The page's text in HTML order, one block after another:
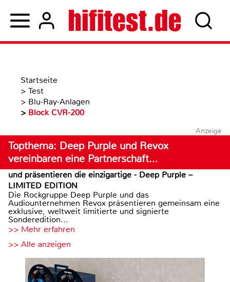
Startseite
> Test
> Blu-Ray-Anlagen
> Block CVR-200
Anzeige
Topthema: Deep Purple und Revox
vereinbaren eine Partnerschaft…
und präsentieren die einzigartige - Deep Purple –
LIMITED EDITION
Die Rockgruppe Deep Purple und das
Audiounternehmen Revox präsentieren gemeinsam eine
exklusive, weltweit limitierte und signierte
Sonderedition...
>> Mehr erfahren
>> Alle anzeigen